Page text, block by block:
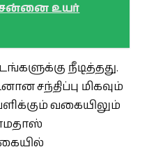
சென்னை உயர்
நீடித்தது.
சந்திப்பு மிகவும்
வகையிலும்